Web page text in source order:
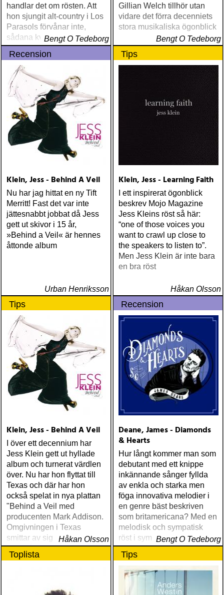
handlar det om rösten. Att
hon sjungit alt-country i Los
Parasols förvånar inte,
sådana kvaliteter är lätta att
föreställa sig, men detta är
något helt annat
Bengt O Tedeborg
Gillian Welch tillhör utan
vidare det förra decenniets
stora musikaliska ögonblick
Bengt O Tedeborg
Recension
Klein, Jess - Behind A Veil
Nu har jag hittat en ny Tift
Merritt! Fast det var inte
jättesnabbt jobbat då Jess
gett ut skivor i 15 år,
»Behind a Veil« är hennes
åttonde album
Urban Henriksson
Tips
Klein, Jess - Learning Faith
I ett inspirerat ögonblick
beskrev Mojo Magazine
Jess Kleins röst så här:
“one of those voices you
want to crawl up close to
the speakers to listen to”.
Men Jess Klein är inte bara
en bra röst
Håkan Olsson
Tips
Klein, Jess - Behind A Veil
I över ett decennium har
Jess Klein gett ut hyllade
album och turnerat värdlen
över. Nu har hon flyttat till
Texas och där har hon
också spelat in nya plattan
"Behind a Veil med
producenten Mark Addison.
Omgivningen i Texas
smittar av sig och Jess
Klein låter mer rootsy än
någonsin
Håkan Olsson
Recension
Deane, James - Diamonds
& Hearts
Hur långt kommer man som
debutant med ett knippe
inkännande sånger fyllda
av enkla och starka men
föga innovativa melodier i
en genre bäst beskriven
som britamericana? Med en
melodisk och sympatisk
röst i symbios med en lätt
gubbig framtoning? Längre
än till den lokala puben,
kunde man ju för James
Deanes skull önska (han
stavar alltså med e på slutet
Bengt O Tedeborg
Toplista Tips